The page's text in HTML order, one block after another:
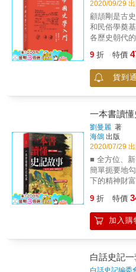
族之林，更
&
現，影響巨
對於史學研
貴研究材料
於史學研究
2020/09/29
顧頡剛是古
和民俗學奠基人。 & 本書提綱
各歷史朝代
做了簡介；
的部分雜史
考古學和考
& 本書特色 & 1. 史學大師講說治史門徑，深入
淺出解讀中國文化。 2. 簡述中
社會槪覽 3. 讀者能夠從總體上認識及理解中國
9 折 特價
貨到
一本書讀
劉曼麗 著
海鴿 出版
2020/07/29
■ 全方位、
簡單扼要地勾勒
下的精神財
了上起黃帝
年）三千多
典典籍之一，
《史記》不
個人傾向性
9 折 特價
加入購
白話史記
白話史記編委